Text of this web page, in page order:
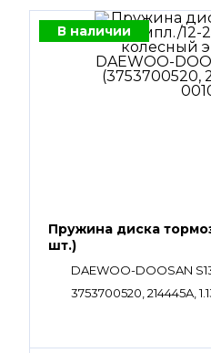
В наличии
Пружина диска
шт.)
DAEWOO-DOOSAN
3753700520, 214445A,